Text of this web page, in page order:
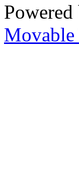
Powered
Movable